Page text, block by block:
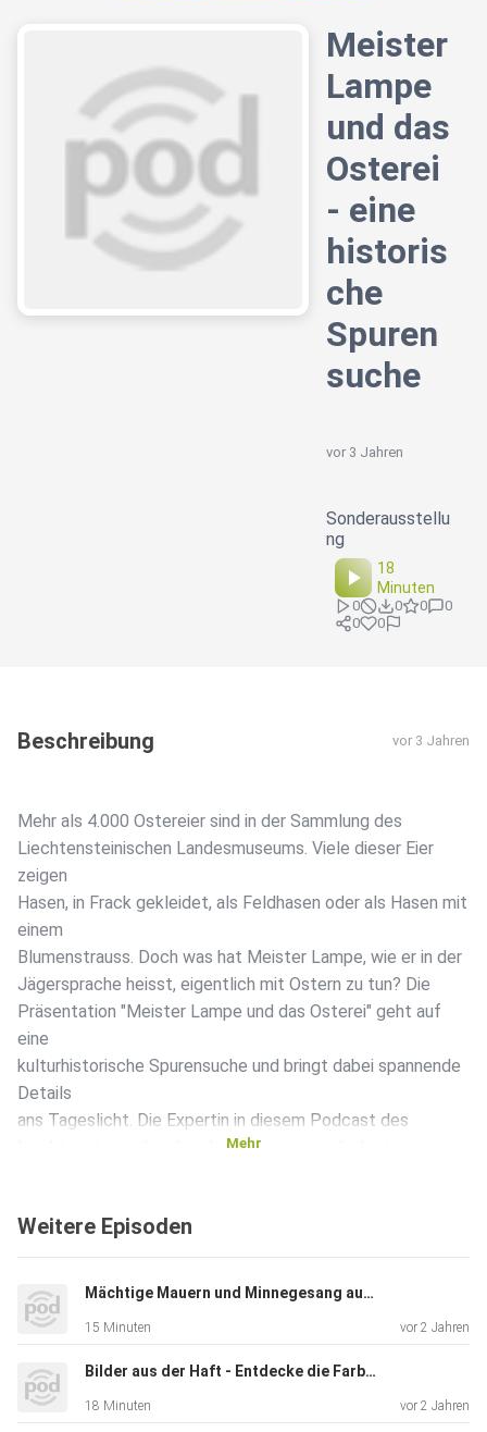
Meister
Lampe
und das
Osterei
- eine
historis
che
Spuren
suche
vor 3 Jahren
Sonderausstellu
ng
18
Minuten
0 0 0
0
0
0
Beschreibung vor 3 Jahren
Mehr als 4.000 Ostereier sind in der Sammlung des
Liechtensteinischen Landesmuseums. Viele dieser Eier
zeigen
Hasen, in Frack gekleidet, als Feldhasen oder als Hasen mit
einem
Blumenstrauss. Doch was hat Meister Lampe, wie er in der
Jägersprache heisst, eigentlich mit Ostern zu tun? Die
Präsentation "Meister Lampe und das Osterei" geht auf
eine
kulturhistorische Spurensuche und bringt dabei spannende
Details
ans Tageslicht. Die Expertin in diesem Podcast des
Liechtensteinisches Landesmuseums ist die Leiterin
Mehr
Weitere Episoden
Mächtige Mauern und Minnegesang auf Burgen und Briefmarken
15 Minuten vor 2 Jahren
Bilder aus der Haft - Entdecke die Farben deiner Welt
18 Minuten vor 2 Jahren